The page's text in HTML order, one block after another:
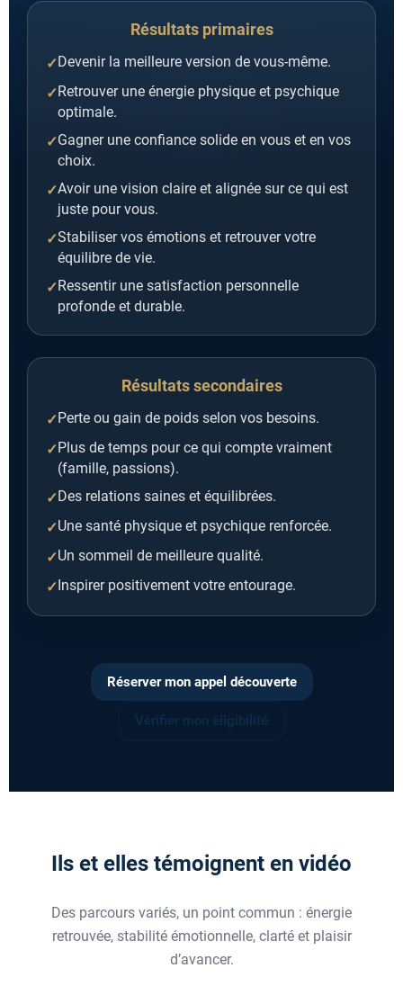
Résultats primaires
Devenir la meilleure version de vous-même.
Retrouver une énergie physique et psychique
optimale.
Gagner une confiance solide en vous et en vos
choix.
Avoir une vision claire et alignée sur ce qui est
juste pour vous.
Stabiliser vos émotions et retrouver votre
équilibre de vie.
Ressentir une satisfaction personnelle
profonde et durable.
Résultats secondaires
Perte ou gain de poids selon vos besoins.
Plus de temps pour ce qui compte vraiment
(famille, passions).
Des relations saines et équilibrées.
Une santé physique et psychique renforcée.
Un sommeil de meilleure qualité.
Inspirer positivement votre entourage.
Réserver mon appel découverte
Vérifier mon éligibilité
Ils et elles témoignent en vidéo
Des parcours variés, un point commun : énergie
retrouvée, stabilité émotionnelle, clarté et plaisir
d’avancer.